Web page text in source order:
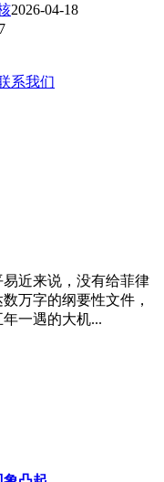
2026-04-18
系我们
近来说，没有给菲律
万字的纲要性文件，
一遇的大机...